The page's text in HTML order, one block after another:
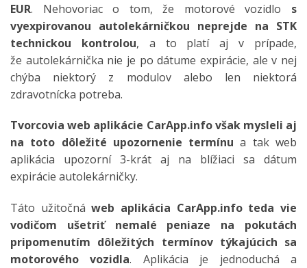
EUR. Nehovoriac o tom, že motorové vozidlo s
vyexpirovanou autolekárničkou neprejde na STK
technickou kontrolou, a to platí aj v prípade,
že autolekárnička nie je po dátume expirácie, ale v nej
chýba niektorý z modulov alebo len niektorá
zdravotnícka potreba.
Tvorcovia web aplikácie CarApp.info však mysleli aj
na toto dôležité upozornenie termínu a tak web
aplikácia upozorní 3-krát aj na blížiaci sa dátum
expirácie autolekárničky.
Táto užitočnáweb aplikácia CarApp.info teda vie
vodičom ušetriť nemalé peniaze na pokutách
pripomenutím dôležitých termínov týkajúcich sa
motorového vozidla. Aplikácia je jednoduchá a